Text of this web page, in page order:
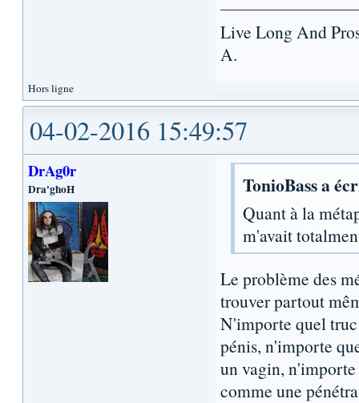
Live Long And
A.
Hors ligne
04-02-2016 15:49:57
DrAg0r
Dra'ghoH TonioBass a
Quant à la
m'avait
Le problème des
trouver partout
N'importe quel
pénis, n'importe
un vagin,
comme une